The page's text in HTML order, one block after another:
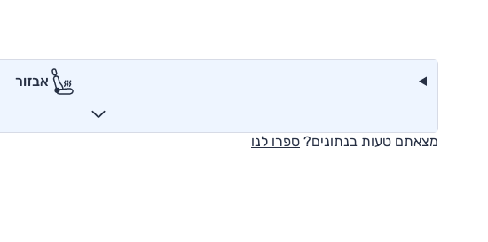
אבזור
מצאתם טעות בנתונים? ספרו לנו